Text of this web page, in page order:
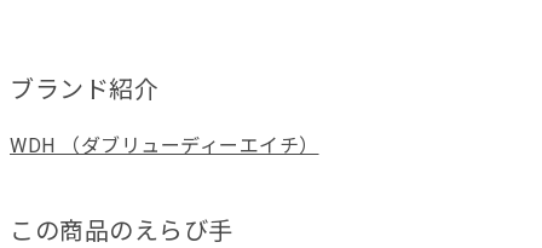
ブランド紹介
WDH （ダブリューディーエイチ）
この商品のえらび手